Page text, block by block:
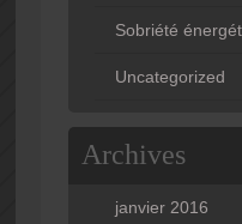
Sobriété
Uncategorized
Archives
janvier 2016